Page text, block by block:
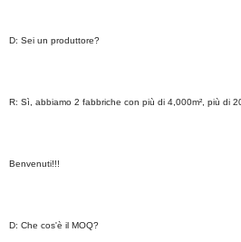
D: Sei un produttore?
R: Sì, abbiamo 2 fabbriche con più di 4,000m², più di
Benvenuti!!!
D: Che cos'è il MOQ?